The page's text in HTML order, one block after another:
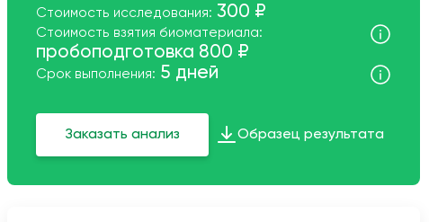
Стоимость исследования: 300 ₽
Стоимость взятия биоматериала:
пробоподготовка 800 ₽
Срок выполнения: 5 дней
Заказать анализ Образец результата